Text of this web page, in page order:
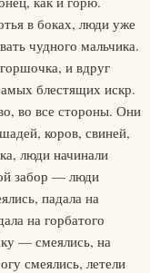
в боках, люди уже
чудного мальчика.
и вдруг
блестящих искр.
во все стороны. Они
коров, свиней,
люди начинали
забор — люди
падала на
на горбатого
— смеялись, на
смеялись, летели